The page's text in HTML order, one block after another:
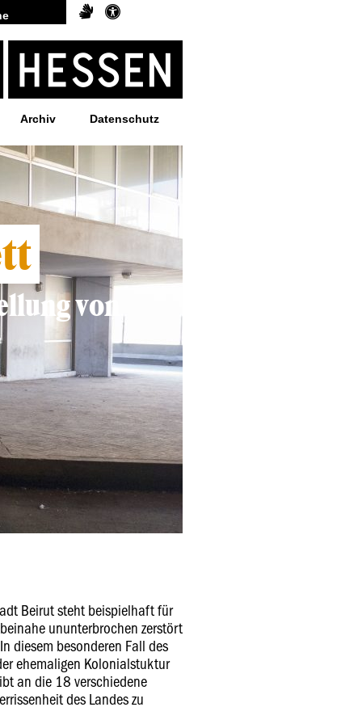
Archiv Datenschutz
von
Beirut steht beispielhaft für
ununterbrochen zerstört
diesem besonderen Fall des
ehemaligen Kolonialstuktur
an die 18 verschiedene
des Landes zu